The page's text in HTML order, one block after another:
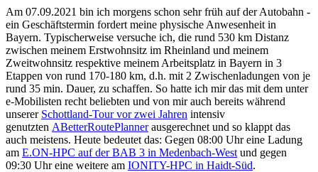
Am 07.09.2021 bin ich morgens schon sehr früh auf der Autobahn -
ein Geschäftstermin fordert meine physische Anwesenheit in
Bayern. Typischerweise versuche ich, die rund 530 km Distanz
zwischen meinem Erstwohnsitz im Rheinland und meinem
Zweitwohnsitz respektive meinem Arbeitsplatz in Bayern in 3
Etappen von rund 170-180 km, d.h. mit 2 Zwischenladungen von je
rund 35 min. Dauer, zu schaffen. So hatte ich mir das mit dem unter
e-Mobilisten recht beliebten und von mir auch bereits während
unserer Schottland-Tour vor zwei Jahren intensiv
genutzten ABetterRoutePlannerausgerechnet und so klappt das
auch meistens. Heute bedeutet das: Gegen 08:00 Uhr eine Ladung
am E.ON-HPC auf der BAB 3 in Medenbach-West und gegen
09:30 Uhr eine weitere am IONITY-HPC in Haidt-Süd.